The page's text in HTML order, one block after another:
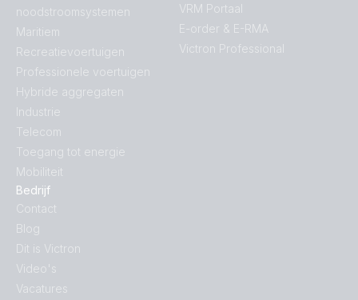
noodstroomsystemen
Maritiem
Recreatievoertuigen
Professionele voertuigen
Hybride aggregaten
Industrie
Telecom
Toegang tot energie
Mobiliteit
Bedrijf
Contact
Blog
Dit is Victron
Video's
Vacatures
VRM Portaal
E-order & E-RMA
Victron Professional